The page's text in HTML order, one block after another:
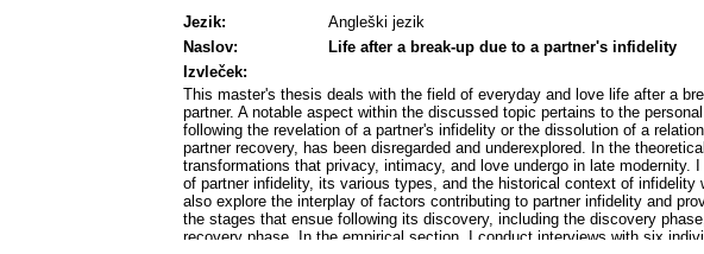
Jezik:
Angleški jezik
Naslov:
Life after a break-up due to a partner's infidelity
Izvleček:
This master's thesis deals with the field of everyday and love life after a
partner. A notable aspect within the discussed topic pertains to the
following the revelation of a partner's infidelity or the dissolution of a
partner recovery, has been disregarded and underexplored. In the
transformations that privacy, intimacy, and love undergo in late modernity.
of partner infidelity, its various types, and the historical context of infidelity
also explore the interplay of factors contributing to partner infidelity and
the stages that ensue following its discovery, including the discovery
recovery phase. In the empirical section, I conduct interviews with six